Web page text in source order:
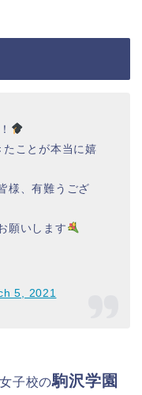
ことが本当に嬉
様、有難うござ
願いします
5, 2021
子校の駒沢学園